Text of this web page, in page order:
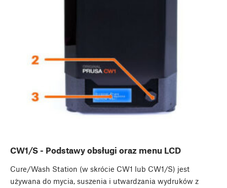
CW1/S - Podstawy obsługi oraz menu LCD
Cure/Wash Station (w skrócie CW1 lub CW1/S) jest
używana do mycia, suszenia i utwardzania wydruków z